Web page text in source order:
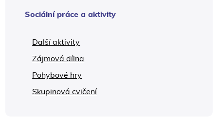
Sociální práce a aktivity
Další aktivity
Zájmová dílna
Pohybové hry
Skupinová cvičení